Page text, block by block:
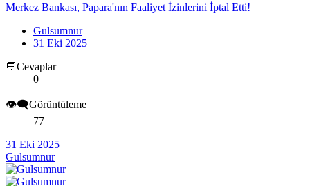
Merkez Bankası, Papara'nın Faaliyet İzinlerini İptal Etti!
Gulsumnur
31 Eki 2025
💬Cevaplar
0
👁️‍🗨️Görüntüleme
77
31 Eki 2025
Gulsumnur